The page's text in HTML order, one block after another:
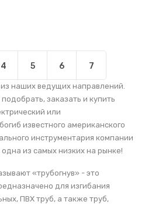
4 5 6 7
наших ведущих направлений.
заказать и купить
или
известного американского
инструментария компании
из самых низких на рынке!
«трубогнув» - это
для изгибания
ПВХ труб, а также труб,